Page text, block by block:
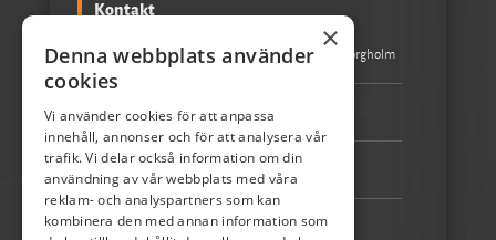
Kontakt
Besöksadress: Turistbyrån Storgatan 1 387 31 Borgholm
Epost: info@skordefest.nu
072-507 80 50
Bankgiro: 5192-4348
×
Denna webbplats använder
cookies
Vi använder cookies för att anpassa
innehåll, annonser och för att analysera vår
trafik. Vi delar också information om din
användning av vår webbplats med våra
reklam- och analyspartners som kan
kombinera den med annan information som